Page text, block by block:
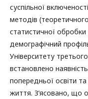
суспільної
методів
статистичної
демографічний профіль
Університету
встановлено
попередньої освіти
життя. З’ясовано, що